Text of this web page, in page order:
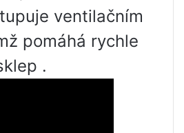
ventilačním
pomáhá rychle
.